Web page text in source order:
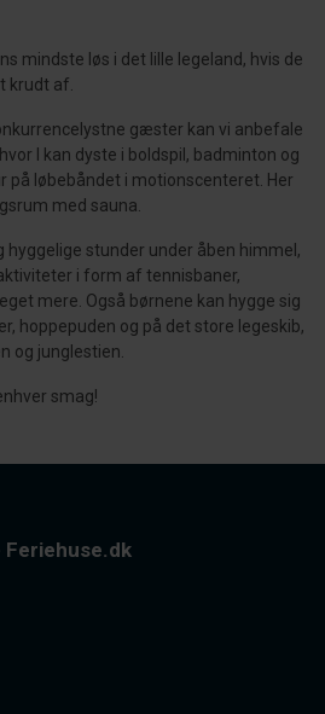
mindste løs i det lille legeland, hvis de
krudt af.
gæster kan vi anbefale
I kan dyste i boldspil, badminton og
på løbebåndet i motionscenteret. Her
med sauna.
hyggelige stunder under åben himmel,
i form af tennisbaner,
mere. Også børnene kan hygge sig
hoppepuden og på det store legeskib,
og junglestien.
smag!
Feriehuse.dk